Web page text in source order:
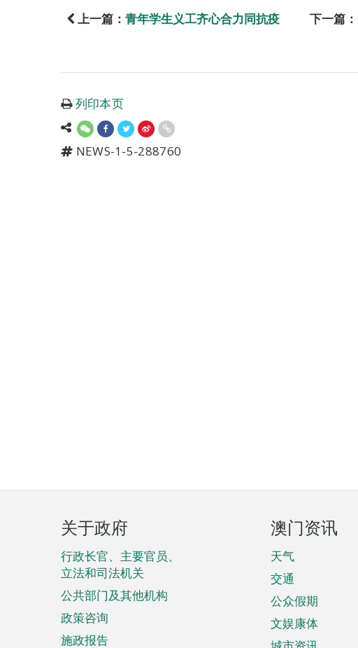
上一篇： 青年学生义工齐心合力同抗疫 下一篇：
列印本页
NEWS-1-5-288760
页
脚
菜
单
关于政府
行政长官、主要官员、
立法和司法机关
公共部门及其他机构
政策咨询
施政报告
澳门资讯
天气
交通
公众假期
文娱康体